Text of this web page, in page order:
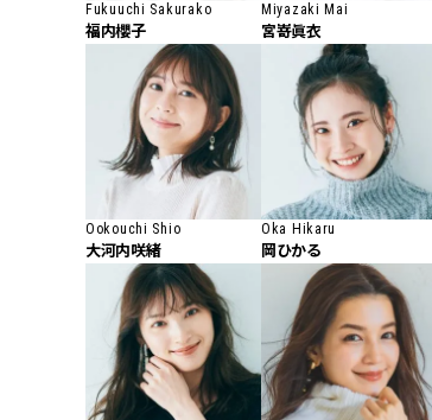
Fukuuchi Sakurako
福内櫻子
Miyazaki Mai
宮嵜眞衣
Ookouchi Shio
大河内咲緒
Oka Hikaru
岡ひかる